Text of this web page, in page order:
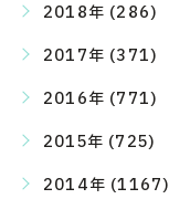
2018年 (286)
2017年 (371)
2016年 (771)
2015年 (725)
2014年 (1167)